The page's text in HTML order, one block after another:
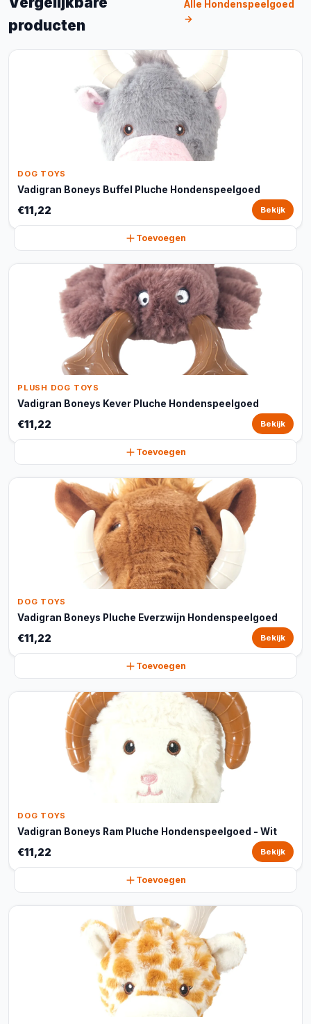
producten
Alle Hondenspeelgoed
→
DOG TOYS
Vadigran Boneys Buffel Pluche Hondenspeelgoed
€11,22 Bekijk
Toevoegen
PLUSH DOG TOYS
Vadigran Boneys Kever Pluche Hondenspeelgoed
€11,22 Bekijk
Toevoegen
DOG TOYS
Vadigran Boneys Pluche Everzwijn Hondenspeelgoed
€11,22 Bekijk
Toevoegen
DOG TOYS
Vadigran Boneys Ram Pluche Hondenspeelgoed - Wit
€11,22 Bekijk
Toevoegen